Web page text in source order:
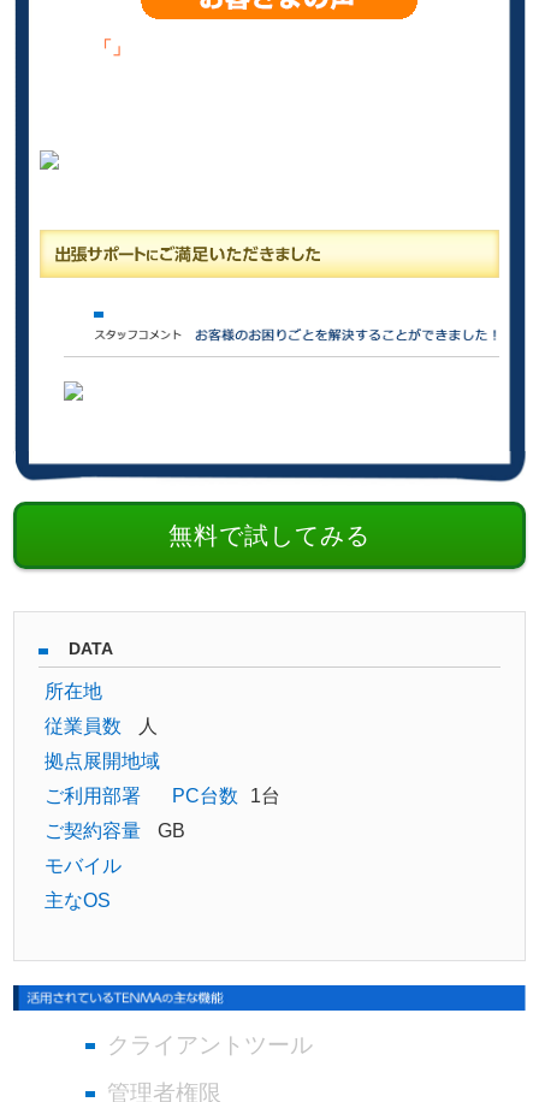
「」
無料で試してみる
DATA
所在地
従業員数
人
拠点展開地域
ご利用部署
PC台数
1台
ご契約容量
GB
モバイル
主なOS
クライアントツール
管理者権限